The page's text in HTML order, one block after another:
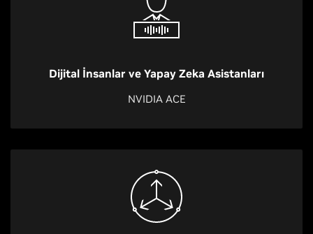
Dijital İnsanlar ve Yapay Zeka Asistanları
NVIDIA ACE